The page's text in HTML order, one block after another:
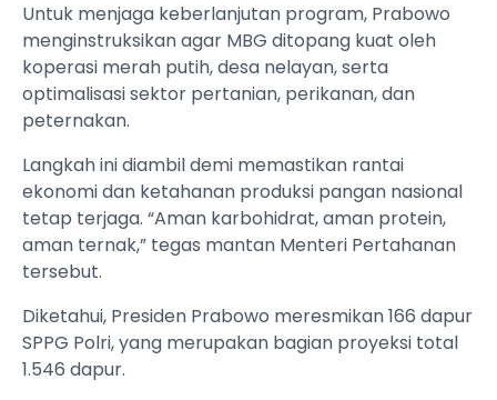
Untuk menjaga keberlanjutan program, Prabowo
menginstruksikan agar MBG ditopang kuat oleh
koperasi merah putih, desa nelayan, serta
optimalisasi sektor pertanian, perikanan, dan
peternakan.
Langkah ini diambil demi memastikan rantai
ekonomi dan ketahanan produksi pangan nasional
tetap terjaga. “Aman karbohidrat, aman protein,
aman ternak,” tegas mantan Menteri Pertahanan
tersebut.
Diketahui, Presiden Prabowo meresmikan 166 dapur
SPPG Polri, yang merupakan bagian proyeksi total
1.546 dapur.